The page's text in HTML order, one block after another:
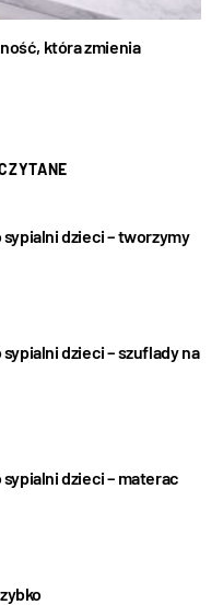
która zmienia
dzieci – tworzymy
dzieci – szuflady na
dzieci – materac